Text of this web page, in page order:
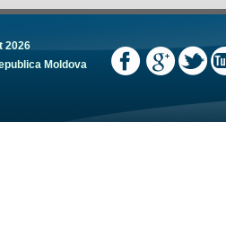
2026
Moldova